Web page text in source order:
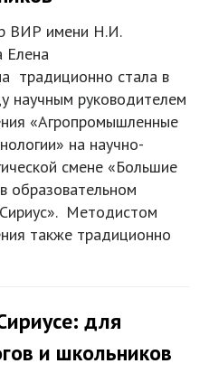
ВИР имени Н.И.
Елена
традиционно стала в
научным руководителем
«Агропромышленные
на научно-
смене «Большие
образовательном
Методистом
также традиционно
для
и школьников